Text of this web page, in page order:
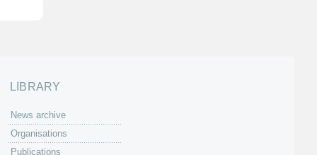
LIBRARY
News archive
Organisations
Publications